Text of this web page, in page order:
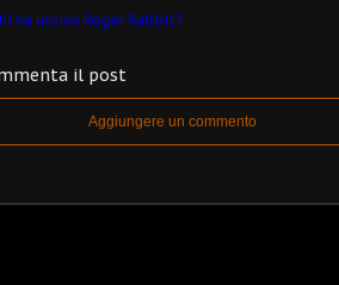
ha ucciso Roger Rabbit?
il post
Aggiungere un commento